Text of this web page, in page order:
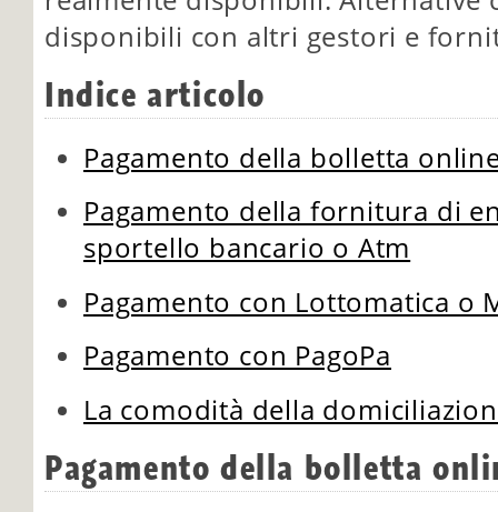
disponibili con altri gestori e
Indice articolo
Pagamento della bolletta
Pagamento della fornitura di
sportello bancario o Atm
Pagamento con Lottomatica o
Pagamento con PagoPa
La comodità della
Pagamento della bolletta